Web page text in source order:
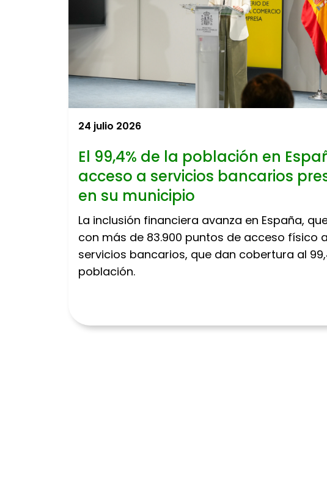
24 julio 2026
El 99,4% de la población en
acceso a servicios bancarios
en su municipio
La inclusión financiera avanza en España,
con más de 83.900 puntos de acceso físico
servicios bancarios, que dan cobertura al
población.